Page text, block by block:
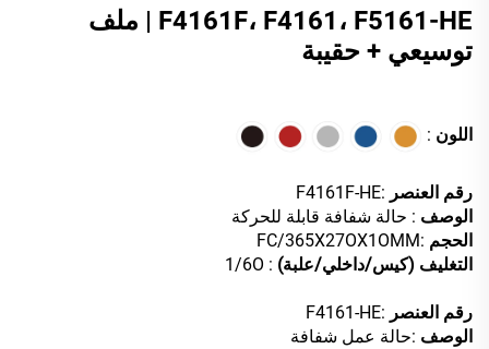
F4161F، F4161، F5161-HE | ملف
توسيعي + حقيبة
اللون :
رقم العنصر :F4161F-HE
الوصف : حالة شفافة قابلة للحركة
الحجم :FC/365X27OX1OMM
التغليف (كيس/داخلي/علبة) : 1/6O
رقم العنصر :F4161-HE
الوصف :حالة عمل شفافة